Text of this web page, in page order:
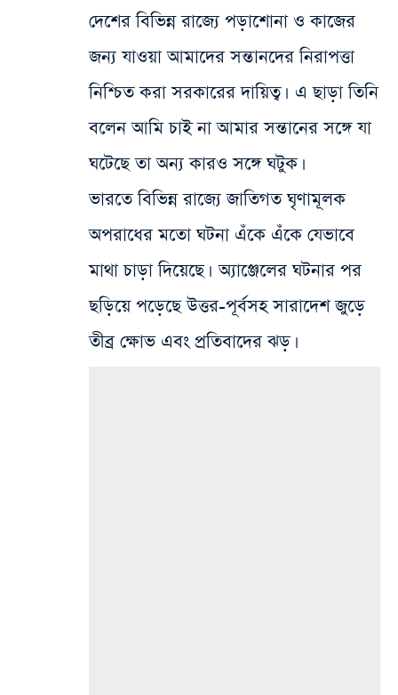
দেশের বিভিন্ন রাজ্যে পড়াশোনা ও কাজের
জন্য যাওয়া আমাদের সন্তানদের নিরাপত্তা
নিশ্চিত করা সরকারের দায়িত্ব। এ ছাড়া তিনি
বলেন আমি চাই না আমার সন্তানের সঙ্গে যা
ঘটেছে তা অন্য কারও সঙ্গে ঘটুক।
ভারতে বিভিন্ন রাজ্যে জাতিগত ঘৃণামূলক
অপরাধের মতো ঘটনা এঁকে এঁকে যেভাবে
মাথা চাড়া দিয়েছে। অ্যাঞ্জেলের ঘটনার পর
ছড়িয়ে পড়েছে উত্তর-পূর্বসহ সারাদেশ জুড়ে
তীব্র ক্ষোভ এবং প্রতিবাদের ঝড়।